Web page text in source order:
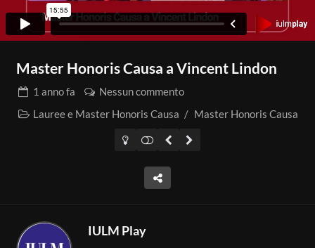
Master Honoris Causa a Vincent Lindon
1 annofa
Nessun commento
Lauree e Master Honoris Causa / Master Honoris Causa
IULM Play